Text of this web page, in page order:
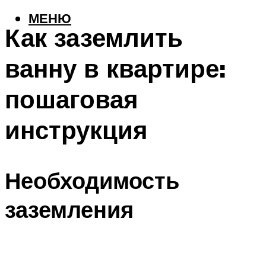
МЕНЮ
Как заземлить
ванну в квартире:
пошаговая
инструкция
Необходимость
заземления